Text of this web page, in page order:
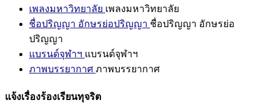
เพลงมหาวิทยาลัย เพลงมหาวิทยาลัย
ชื่อปริญญา อักษรย่อปริญญา ชื่อปริญญา อักษรย่อ
ปริญญา
แบรนด์จุฬาฯ แบรนด์จุฬาฯ
ภาพบรรยากาศ ภาพบรรยากาศ
แจ้งเรื่องร้องเรียนทุจริต